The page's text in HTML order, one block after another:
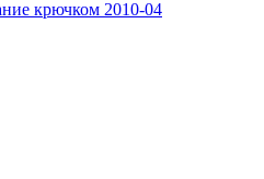
крючком 2010-04